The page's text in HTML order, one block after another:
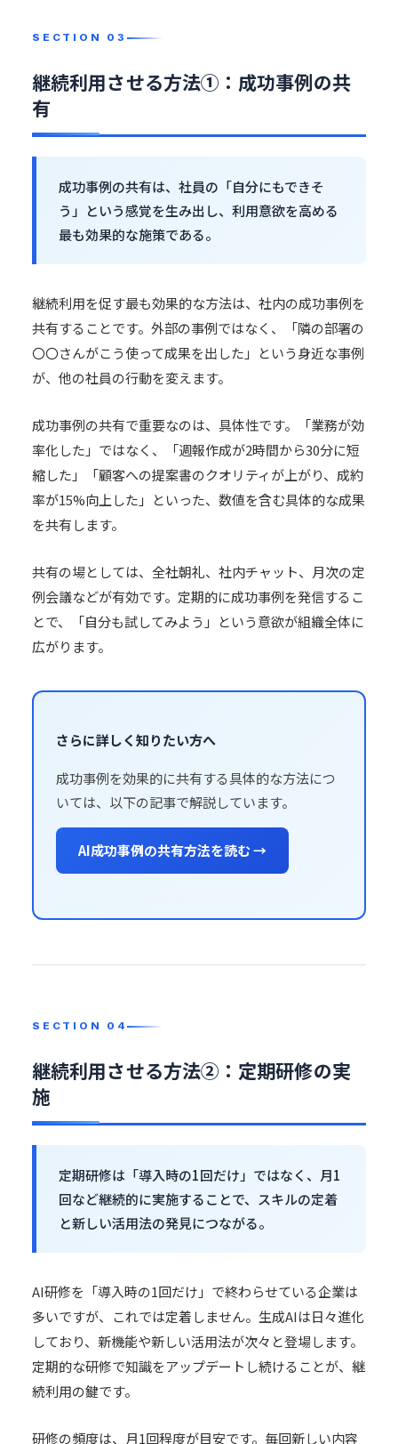
継続利用させる方法①：成功事例の共
有
成功事例の共有は、社員の「自分にもできそ
う」という感覚を生み出し、利用意欲を高める
最も効果的な施策である。
継続利用を促す最も効果的な方法は、社内の成功事例を
共有することです。外部の事例ではなく、「隣の部署の
〇〇さんがこう使って成果を出した」という身近な事例
が、他の社員の行動を変えます。
成功事例の共有で重要なのは、具体性です。「業務が効
率化した」ではなく、「週報作成が2時間から30分に短
縮した」「顧客への提案書のクオリティが上がり、成約
率が15%向上した」といった、数値を含む具体的な成果
を共有します。
共有の場としては、全社朝礼、社内チャット、月次の定
例会議などが有効です。定期的に成功事例を発信するこ
とで、「自分も試してみよう」という意欲が組織全体に
広がります。
さらに詳しく知りたい方へ
成功事例を効果的に共有する具体的な方法につ
いては、以下の記事で解説しています。
AI成功事例の共有方法を読む →
継続利用させる方法②：定期研修の実
施
定期研修は「導入時の1回だけ」ではなく、月1
回など継続的に実施することで、スキルの定着
と新しい活用法の発見につながる。
AI研修を「導入時の1回だけ」で終わらせている企業は
多いですが、これでは定着しません。生成AIは日々進化
しており、新機能や新しい活用法が次々と登場します。
定期的な研修で知識をアップデートし続けることが、継
続利用の鍵です。
研修の頻度は、月1回程度が目安です。毎回新しい内容